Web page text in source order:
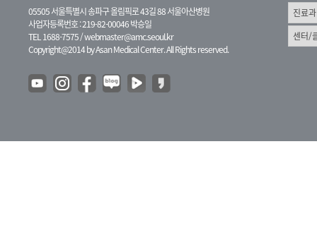
05505 서울특별시 송파구 올림픽로 43길 88 서울아산병원
사업자등록번호 : 219-82-00046 박승일
TEL 1688-7575 /webmaster@amc.seoul.kr
Copyright@2014 by Asan Medical Center. All Rights reserved.